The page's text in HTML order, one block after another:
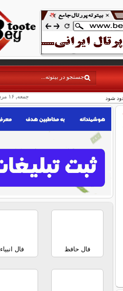
جمعه, ۱۶ مرداد ۱۴۰۵
فال حافظ فال انبیاء